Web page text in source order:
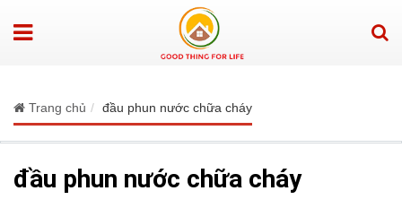
Trang chủ đầu phun nước chữa cháy
đầu phun nước chữa cháy